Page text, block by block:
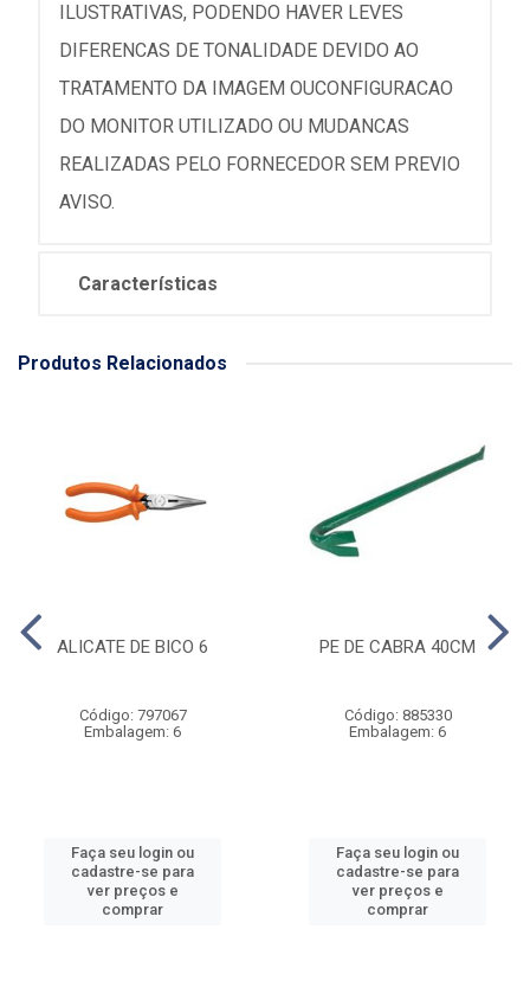
ILUSTRATIVAS, PODENDO HAVER LEVES
DIFERENCAS DE TONALIDADE DEVIDO AO
TRATAMENTO DA IMAGEM OUCONFIGURACAO
DO MONITOR UTILIZADO OU MUDANCAS
REALIZADAS PELO FORNECEDOR SEM PREVIO
AVISO.
Características
Produtos Relacionados
ALICATE DE BICO 6
Código: 797067
Embalagem: 6
Faça seu login ou
cadastre-se para
ver preços e
comprar
PE DE CABRA 40CM
Código: 885330
Embalagem: 6
Faça seu login ou
cadastre-se para
ver preços e
comprar